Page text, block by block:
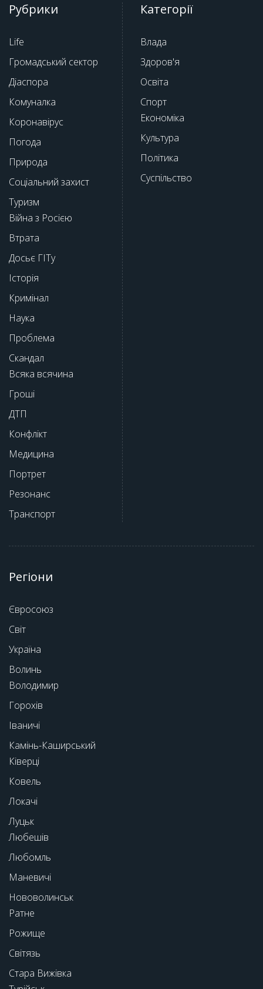
Рубрики
Life
Громадський сектор
Діаспора
Комуналка
Коронавірус
Погода
Природа
Соціальний захист
Туризм
Війна з Росією
Втрата
Досьє ГІТу
Історія
Кримінал
Наука
Проблема
Скандал
Всяка всячина
Гроші
ДТП
Конфлікт
Медицина
Портрет
Резонанс
Транспорт
Категорії
Влада
Здоров'я
Освіта
Спорт
Економіка
Культура
Політика
Суспільство
Регіони
Євросоюз
Світ
Україна
Волинь
Володимир
Горохів
Іваничі
Камінь-Каширський
Ківерці
Ковель
Локачі
Луцьк
Любешів
Любомль
Маневичі
Нововолинськ
Ратне
Рожище
Світязь
Стара Вижівка